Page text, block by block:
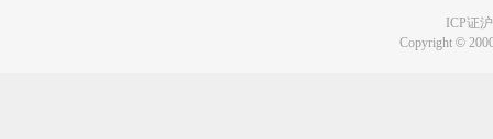
ICP证
Copyright©